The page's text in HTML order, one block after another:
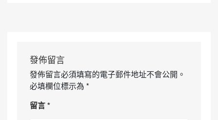
發佈留言
發佈留言必須填寫的電子郵件地址不會公開。
必填欄位標示為 *
留言*